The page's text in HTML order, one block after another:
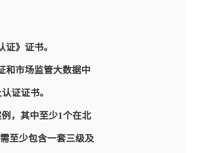
》证书。
和市场监管大数据中
证证书。
，其中至少1个在北
至少包含一套三级及